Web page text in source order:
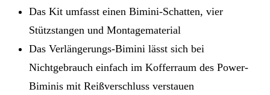
Das Kit umfasst einen Bimini-Schatten, vier
Stützstangen und Montagematerial
Das Verlängerungs-Bimini lässt sich bei
Nichtgebrauch einfach im Kofferraum des Power-
Biminis mit Reißverschluss verstauen